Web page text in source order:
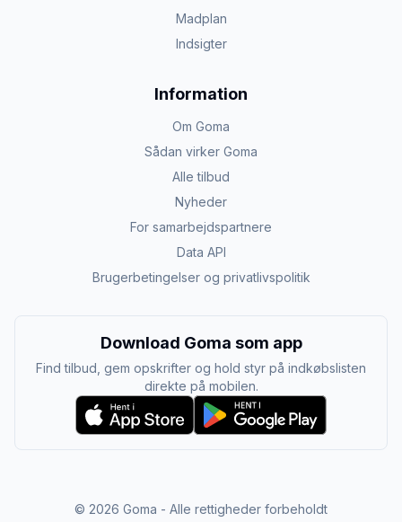
Madplan
Indsigter
Information
Om Goma
Sådan virker Goma
Alle tilbud
Nyheder
For samarbejdspartnere
Data API
Brugerbetingelser og privatlivspolitik
Download Goma som app
Find tilbud, gem opskrifter og hold styr på indkøbslisten
direkte på mobilen.
© 2026 Goma - Alle rettigheder forbeholdt